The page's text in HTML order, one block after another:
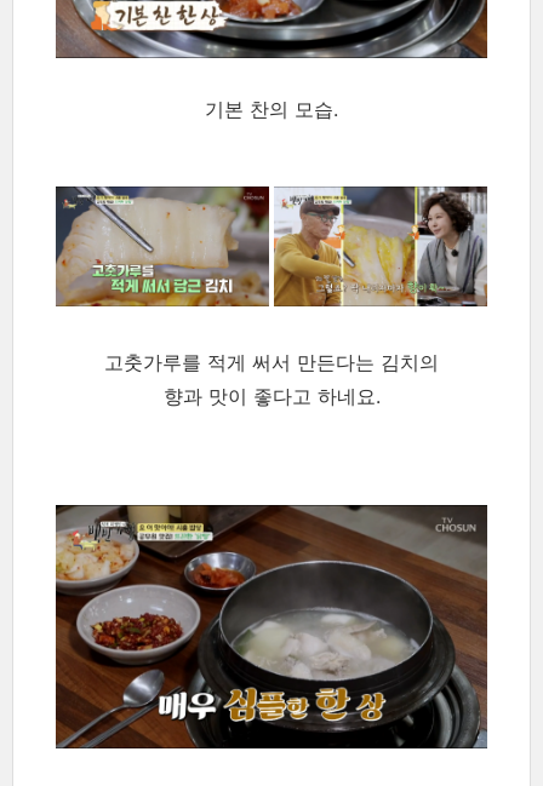
기본 찬의 모습.
고춧가루를 적게 써서 만든다는 김치의
향과 맛이 좋다고 하네요.